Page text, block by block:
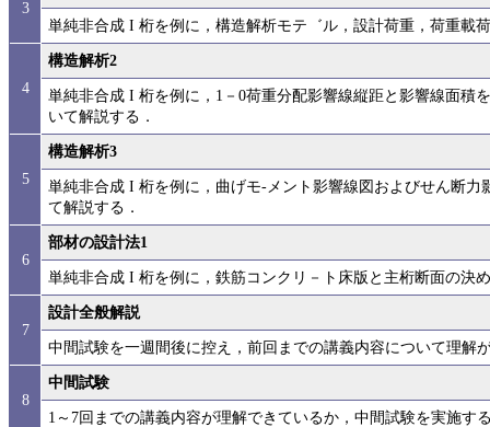
3
単純非合成 I 桁を例に，構造解析モテ゛ル，設計荷重，荷重載
4
構造解析2
単純非合成 I 桁を例に，1－0荷重分配影響線縦距と影響線面積
いて解説する．
5
構造解析3
単純非合成 I 桁を例に，曲げモ-メント影響線図およびせん断
て解説する．
6
部材の設計法1
単純非合成 I 桁を例に，鉄筋コンクリ－ト床版と主桁断面の決
7
設計全般解説
中間試験を一週間後に控え，前回までの講義内容について理解
8
中間試験
1～7回までの講義内容が理解できているか，中間試験を実施す